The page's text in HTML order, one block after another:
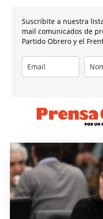
Suscribite a nuestra
mail comunicados de
Partido Obrero y el